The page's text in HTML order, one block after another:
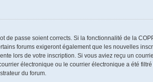
de passe soient corrects. Si la fonctionnalité de la
forums exigeront également que les nouvelles
lors de votre inscription. Si vous aviez reçu un
électronique ou le courrier électronique a été
du forum.